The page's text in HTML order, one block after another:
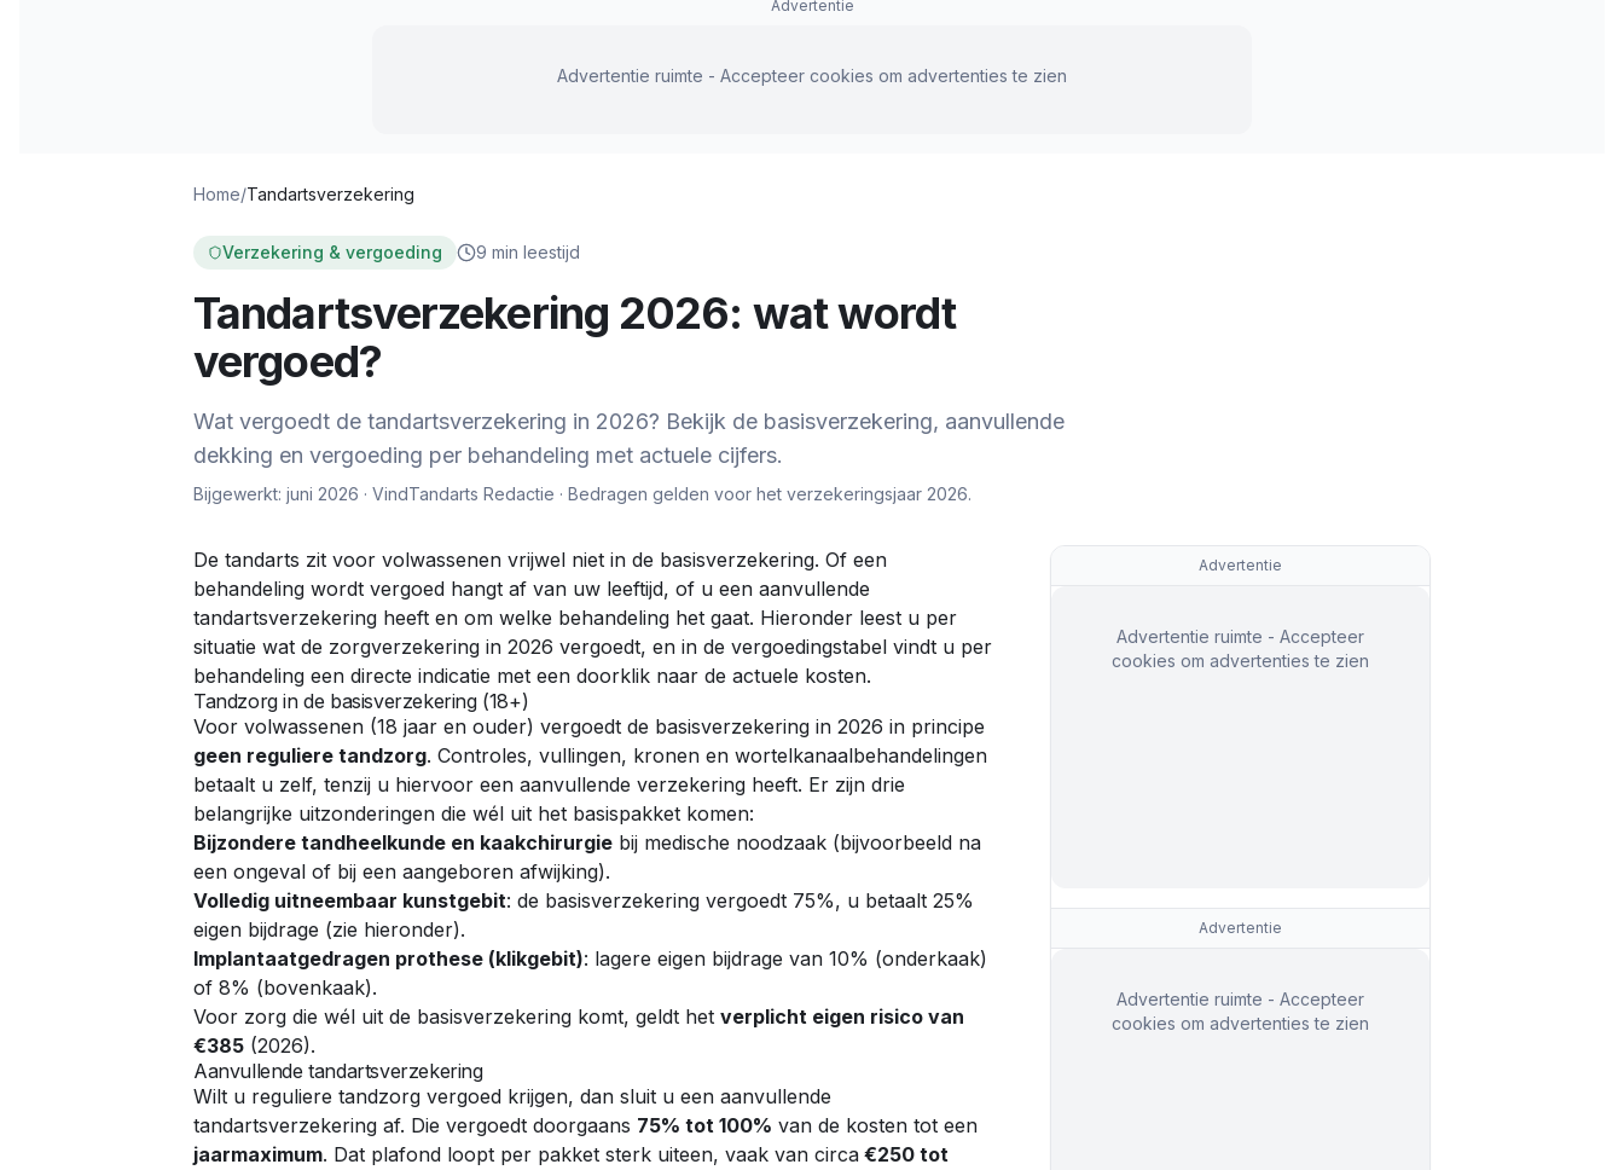
Advertentie
Advertentie ruimte - Accepteer cookies om advertenties te zien
Home/Tandartsverzekering
Verzekering & vergoeding 9 min leestijd
Tandartsverzekering 2026: wat wordt
vergoed?
Wat vergoedt de tandartsverzekering in 2026? Bekijk de basisverzekering, aanvullende
dekking en vergoeding per behandeling met actuele cijfers.
Bijgewerkt: juni 2026 · VindTandarts Redactie · Bedragen gelden voor het verzekeringsjaar 2026.
De tandarts zit voor volwassenen vrijwel niet in de basisverzekering. Of een
behandeling wordt vergoed hangt af van uw leeftijd, of u een aanvullende
tandartsverzekering heeft en om welke behandeling het gaat. Hieronder leest u per
situatie wat de zorgverzekering in 2026 vergoedt, en in de vergoedingstabel vindt u per
behandeling een directe indicatie met een doorklik naar de actuele kosten.
Tandzorg in de basisverzekering (18+)
Voor volwassenen (18 jaar en ouder) vergoedt de basisverzekering in 2026 in principe
geen reguliere tandzorg. Controles, vullingen, kronen en wortelkanaal­behandelingen
betaalt u zelf, tenzij u hiervoor een aanvullende verzekering heeft. Er zijn drie
belangrijke uitzonderingen die wél uit het basispakket komen:
Bijzondere tandheelkunde en kaakchirurgie bij medische noodzaak (bijvoorbeeld na
een ongeval of bij een aangeboren afwijking).
Volledig uitneembaar kunstgebit: de basisverzekering vergoedt 75%, u betaalt 25%
eigen bijdrage (zie hieronder).
Implantaatgedragen prothese (klikgebit): lagere eigen bijdrage van 10% (onderkaak)
of 8% (bovenkaak).
Voor zorg die wél uit de basisverzekering komt, geldt het verplicht eigen risico van
€385 (2026).
Aanvullende tandartsverzekering
Wilt u reguliere tandzorg vergoed krijgen, dan sluit u een aanvullende
tandartsverzekering af. Die vergoedt doorgaans 75% tot 100% van de kosten tot een
jaarmaximum. Dat plafond loopt per pakket sterk uiteen, vaak van circa €250 tot
Advertentie
Advertentie ruimte - Accepteer
cookies om advertenties te zien
Advertentie
Advertentie ruimte - Accepteer
cookies om advertenties te zien